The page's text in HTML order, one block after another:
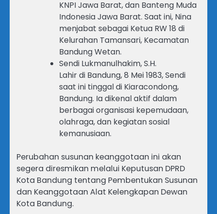
KNPI Jawa Barat, dan Banteng Muda
Indonesia Jawa Barat. Saat ini, Nina
menjabat sebagai Ketua RW 18 di
Kelurahan Tamansari, Kecamatan
Bandung Wetan.
Sendi Lukmanulhakim, S.H.
Lahir di Bandung, 8 Mei 1983, Sendi
saat ini tinggal di Kiaracondong,
Bandung. Ia dikenal aktif dalam
berbagai organisasi kepemudaan,
olahraga, dan kegiatan sosial
kemanusiaan.
Perubahan susunan keanggotaan ini akan
segera diresmikan melalui Keputusan DPRD
Kota Bandung tentang Pembentukan Susunan
dan Keanggotaan Alat Kelengkapan Dewan
Kota Bandung.